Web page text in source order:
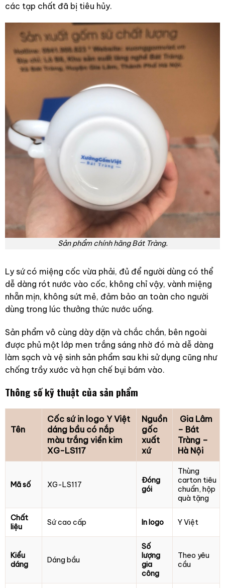
các tạp chất đã bị tiêu hủy.
Sản phẩm chính hãng Bát Tràng.
Ly sứ có miệng cốc vừa phải, đủ để người dùng có thể
dễ dàng rót nước vào cốc, không chỉ vậy, vành miệng
nhẵn mịn, không sứt mẻ, đảm bảo an toàn cho người
dùng trong lúc thưởng thức nước uống.
Sản phẩm vô cùng dày dặn và chắc chắn, bên ngoài
được phủ một lớp men trắng sáng nhờ đó mà dễ dàng
làm sạch và vệ sinh sản phẩm sau khi sử dụng cũng như
chống trầy xước và hạn chế bụi bám vào.
Thông số kỹ thuật của sản phẩm
Tên
Cốc sứ in logo Y Việt
dáng bầu có nắp
màu trắng viền kim
XG-LS117
Nguồn
gốc
xuất
xứ
Gia Lâm
– Bát
Tràng –
Hà Nội
Mã số XG-LS117
Đóng
gói
Thùng
carton tiêu
chuẩn, hộp
quà tặng
Chất
liệu
Sứ cao cấp In logo Y Việt
Kiểu
dáng
Dáng bầu
Số
lượng
gia
công
Theo yêu
cầu